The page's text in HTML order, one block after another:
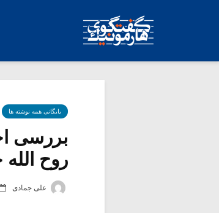
بایگانی همه نوشته ها
بررسی
روح
علی جمادی